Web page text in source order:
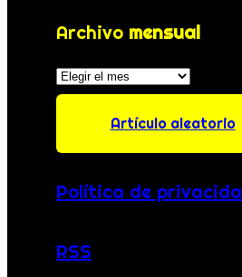
Archivo mensual
Archivos
Artículo aleatorio
Política de privacida
RSS